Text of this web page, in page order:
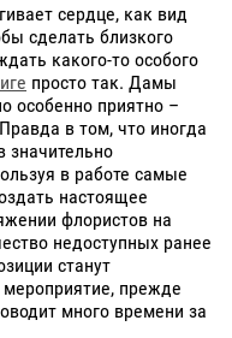
сердце, как вид
сделать близкого
какого-то особого
просто так. Дамы
особенно приятно –
в том, что иногда
значительно
в работе самые
настоящее
флористов на
недоступных ранее
станут
прежде
много времени за